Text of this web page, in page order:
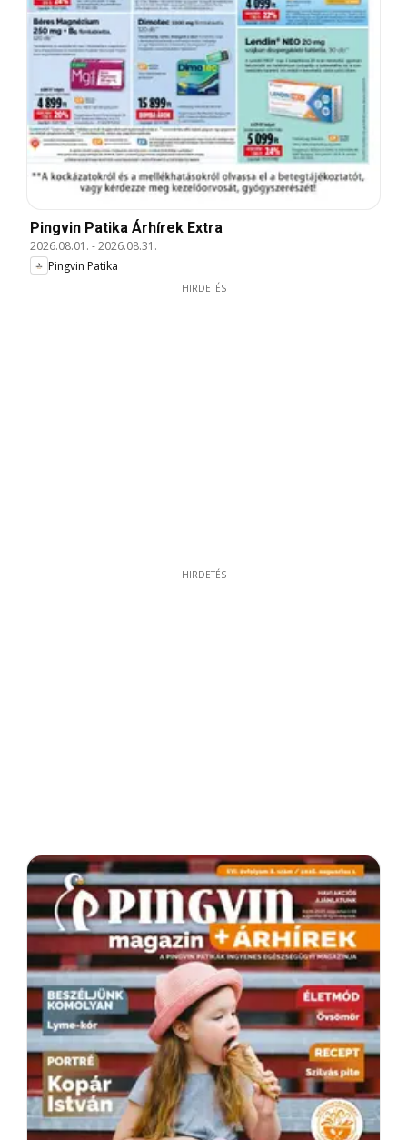
Pingvin Patika Árhírek Extra
2026.08.01. -2026.08.31.
Pingvin Patika
HIRDETÉS
HIRDETÉS